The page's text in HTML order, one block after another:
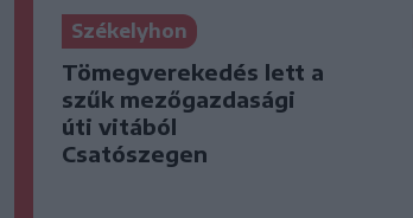
Székelyhon
Tömegverekedés lett a
szűk mezőgazdasági
úti vitából
Csatószegen